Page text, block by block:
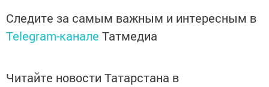
Следите за самым важным и интересным в
Telegram-канале Татмедиа
Читайте новости Татарстана в